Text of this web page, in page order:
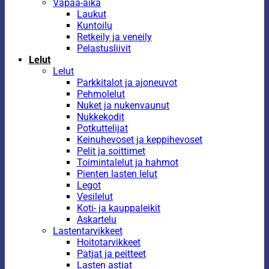
Vapaa-aika
Laukut
Kuntoilu
Retkeily ja veneily
Pelastusliivit
Lelut
Lelut
Parkkitalot ja ajoneuvot
Pehmolelut
Nuket ja nukenvaunut
Nukkekodit
Potkuttelijat
Keinuhevoset ja keppihevoset
Pelit ja soittimet
Toimintalelut ja hahmot
Pienten lasten lelut
Legot
Vesilelut
Koti- ja kauppaleikit
Askartelu
Lastentarvikkeet
Hoitotarvikkeet
Patjat ja peitteet
Lasten astiat